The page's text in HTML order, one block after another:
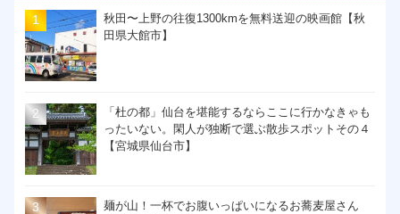
秋田〜上野の往復1300kmを無料送迎の映画館【秋
田県大館市】
「杜の都」仙台を堪能するならここに行かなきゃも
ったいない。閑人が独断で選ぶ散歩スポットその４
【宮城県仙台市】
麺が山！一杯でお腹いっぱいになるお蕎麦屋さん